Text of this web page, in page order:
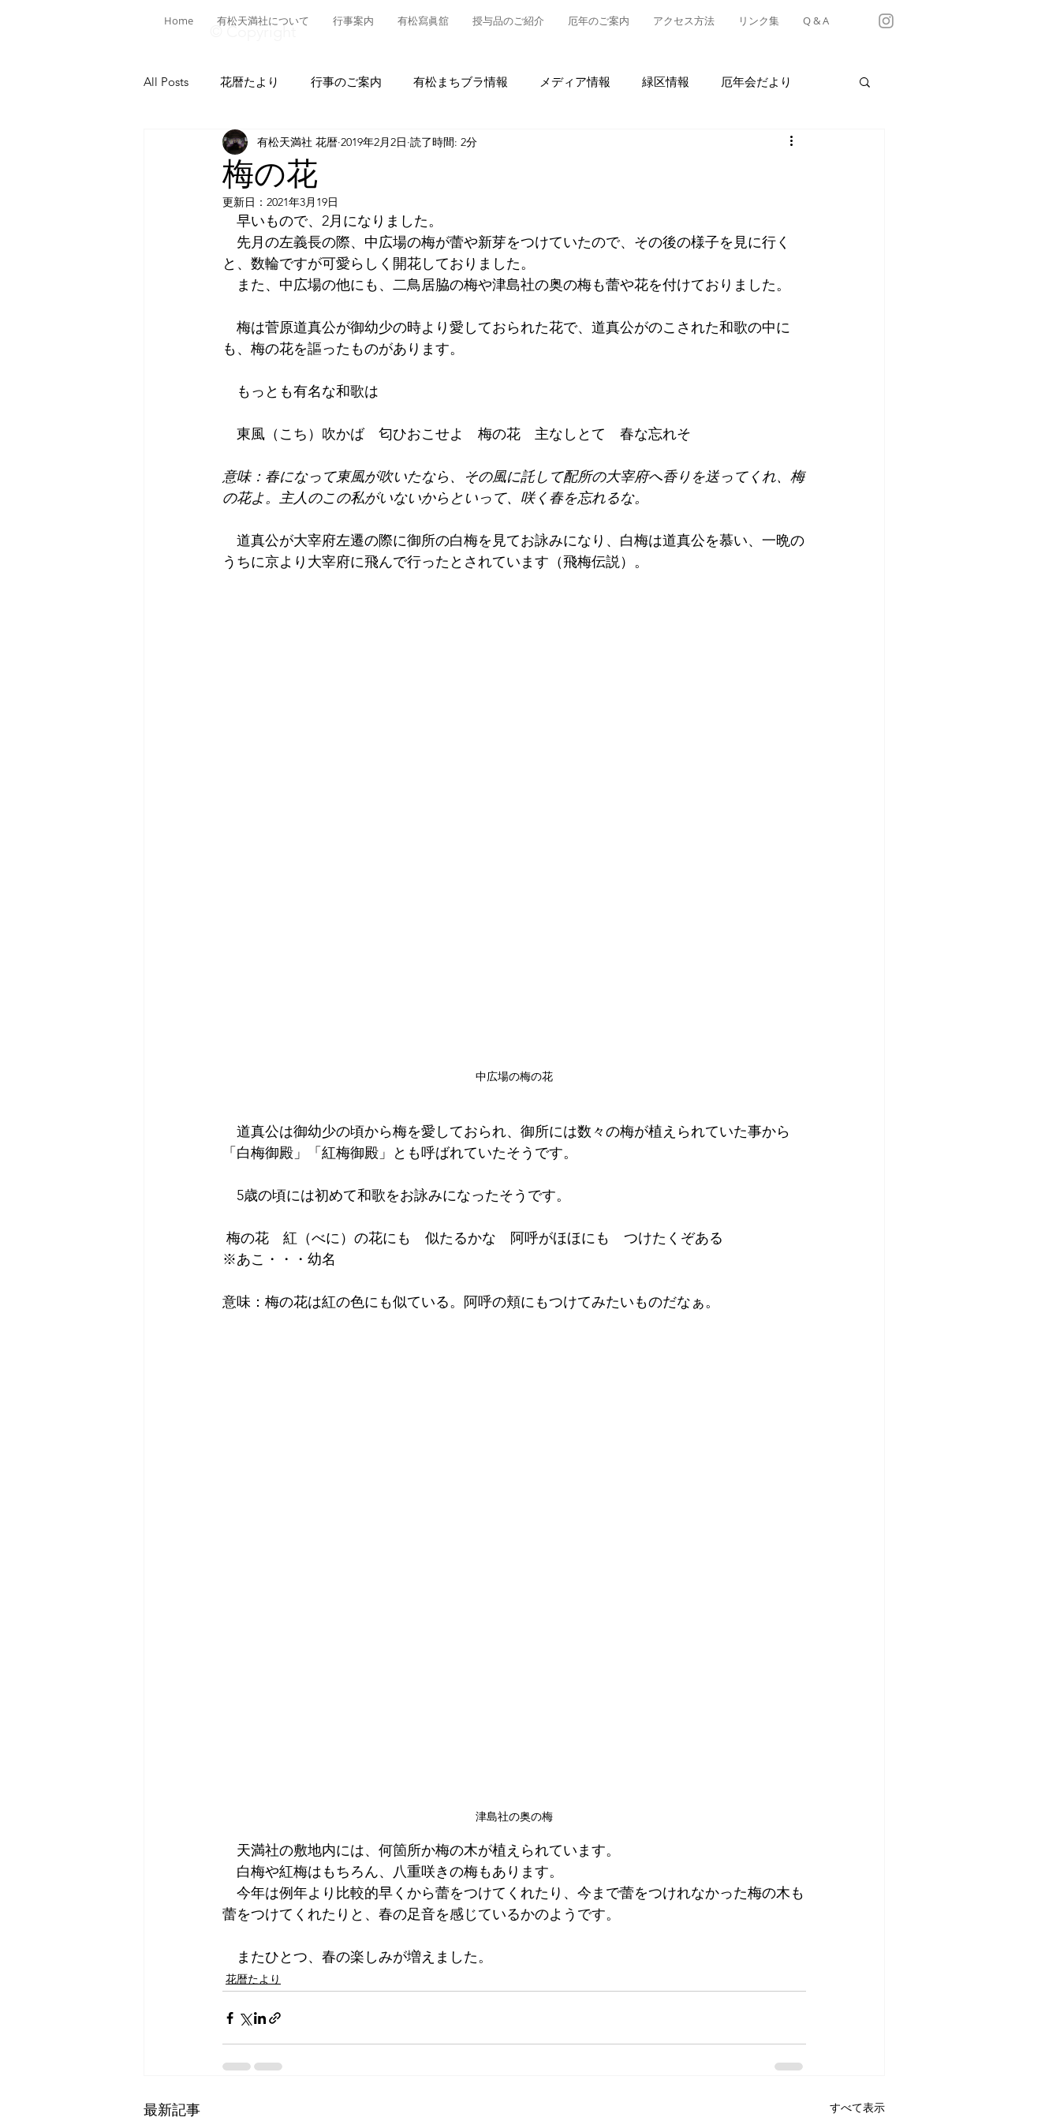
Home 有松天満社について 行事案内 有松寫眞舘 授与品のご紹介 厄年のご案内 アクセス方法 リンク集 Q & A
© Copyright
All Posts 花暦たより 行事のご案内 有松まちブラ情報 メディア情報 緑区情報 厄年会だより
有松ヒストリア 日本遺産有松 授与品について グルメ・テイクアウト情報
菅公ヒストリア 有松の施設情報
有松山車行事
梅の花
有松天満社 花暦 2019年2月2日 読了時間: 2分
更新日： 2021年3月19日
早いもので、2月になりました。
先月の左義長の際、中広場の梅が蕾や新芽をつけていたので、その後の様子を見に行く
と、数輪ですが可愛らしく開花しておりました。
また、中広場の他にも、二鳥居脇の梅や津島社の奥の梅も蕾や花を付けておりました。
梅は菅原道真公が御幼少の時より愛しておられた花で、道真公がのこされた和歌の中に
も、梅の花を謳ったものがあります。
もっとも有名な和歌は
東風（こち）吹かば　匂ひおこせよ　梅の花　主なしとて　春な忘れそ
意味：春になって東風が吹いたなら、その風に託して配所の大宰府へ香りを送ってくれ、梅
の花よ。主人のこの私がいないからといって、咲く春を忘れるな。
道真公が大宰府左遷の際に御所の白梅を見てお詠みになり、白梅は道真公を慕い、一晩の
うちに京より大宰府に飛んで行ったとされています（飛梅伝説）。
中広場の梅の花
道真公は御幼少の頃から梅を愛しておられ、御所には数々の梅が植えられていた事から
「白梅御殿」「紅梅御殿」とも呼ばれていたそうです。
5歳の頃には初めて和歌をお詠みになったそうです。
梅の花　紅（べに）の花にも　似たるかな　阿呼がほほにも　つけたくぞある
※あこ・・・幼名
意味：梅の花は紅の色にも似ている。阿呼の頬にもつけてみたいものだなぁ。
津島社の奥の梅
天満社の敷地内には、何箇所か梅の木が植えられています。
白梅や紅梅はもちろん、八重咲きの梅もあります。
今年は例年より比較的早くから蕾をつけてくれたり、今まで蕾をつけれなかった梅の木も
蕾をつけてくれたりと、春の足音を感じているかのようです。
またひとつ、春の楽しみが増えました。
花暦たより
最新記事 すべて表示